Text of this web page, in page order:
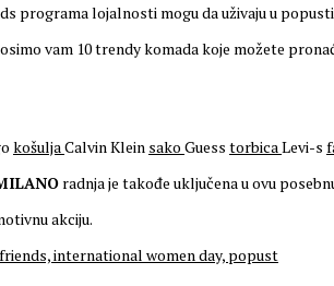
programa lojalnosti mogu da uživaju u
vam 10 trendy komada koje možete
košulja Calvin Klein sako Guess torbica Levi-s
radnja je takođe uključena u ovu
akciju.
international women day, popust